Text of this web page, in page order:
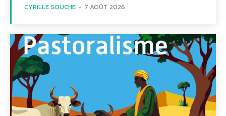
CYRILLE SOUCHE - 7 AOÛT 2026